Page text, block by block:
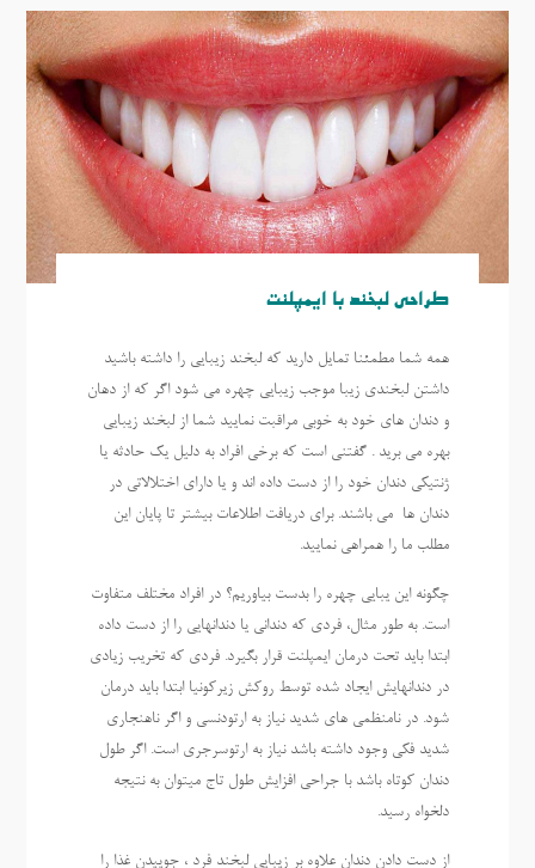
طراحی لبخند با ایمپلنت
همه شما مطمئنا تمایل دارید که لبخند زیبایی را داشته باشید
داشتن لبخندی زیبا موجب زیبایی چهره می شود اگر که از دهان
و دندان های خود به خوبی مراقبت نمایید شما از لبخند زیبایی
بهره می برید . گفتنی است که برخی افراد به دلیل یک حادثه یا
ژنتیکی دندان خود را از دست داده اند و یا دارای اختلالاتی در
دندان ها می باشند. برای دریافت اطلاعات بیشتر تا پایان این
مطلب ما را همراهی نمایید.
چگونه این یبایی چهره را بدست بیاوریم؟ در افراد مختلف متفاوت
است. به طور مثال، فردی که دندانی یا دندانهایی را از دست داده
ابتدا باید تحت درمان ایمپلنت قرار بگیرد. فردی که تخریب زیادی
در دندانهایش ایجاد شده توسط روکش زیرکونیا ابتدا باید درمان
شود. در نامنظمی های شدید نیاز به ارتودنسی و اگر ناهنجاری
شدید فکی وجود داشته باشد نیاز به ارتوسرجری است. اگر طول
دندان کوتاه باشد با جراحی افزایش طول تاج میتوان به نتیجه
دلخواه رسید.
از دست دادن دندان علاوه بر زیبایی لبخند فرد ، جوییدن غذا را